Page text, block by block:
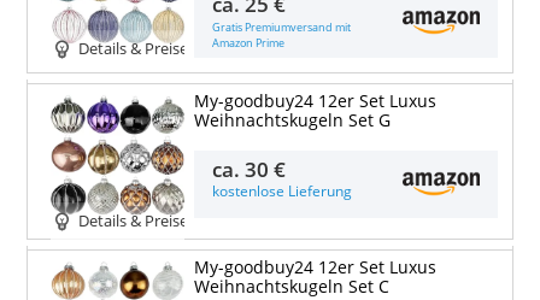
Details & Preise
Gratis Premiumversand mit
Amazon Prime
Details & Preise
My-goodbuy24 12er Set Luxus
Weihnachtskugeln Set G
ca.30 €
kostenlose Lieferung
My-goodbuy24 12er Set Luxus
Weihnachtskugeln Set C